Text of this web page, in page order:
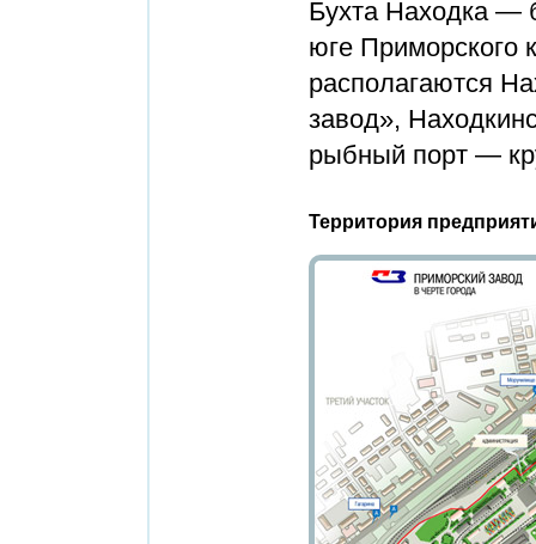
Бухта Находка —
юге Приморского
располагаются
завод»,
рыбный порт —
Территория